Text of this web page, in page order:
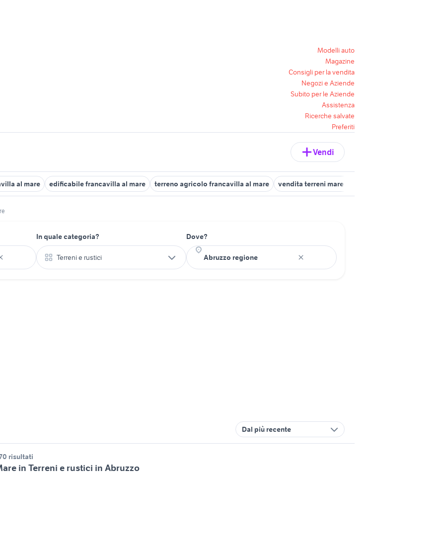
Modelli auto
Magazine
Consigli per la vendita
Negozi e Aziende
Subito per le Aziende
Assistenza
Ricerche salvate
Preferiti
Vendi
al mare edificabile francavilla al mare terreno agricolo francavilla al mare vendita terreni mare Genova provincia
In quale categoria?
Terreni e rustici
Dove?
Dal più recente
risultati
in Terreni e rustici in Abruzzo